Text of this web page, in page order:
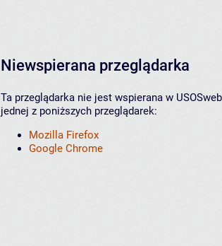
Niewspierana przeglądarka
Ta przeglądarka nie jest wspierana w
jednej z poniższych przeglądarek:
Mozilla Firefox
Google Chrome